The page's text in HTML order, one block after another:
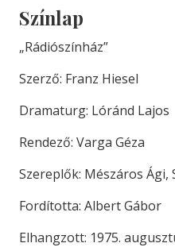
Színlap
„Rádiószínház”
Szerző: Franz Hiesel
Dramaturg: Lóránd Lajos
Rendező: Varga Géza
Szereplők: Mészáros Ági,
Fordította: Albert Gábor
Elhangzott: 1975.